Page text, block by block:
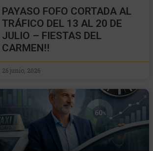
PAYASO FOFO CORTADA AL
TRÁFICO DEL 13 AL 20 DE
JULIO – FIESTAS DEL
CARMEN!!
26 junio, 2026